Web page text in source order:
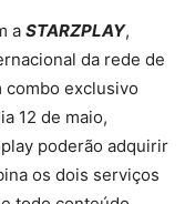
a STARZPLAY,
da rede de
combo exclusivo
12 de maio,
poderão adquirir
os dois serviços